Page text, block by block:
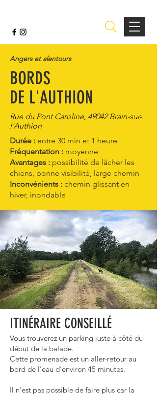
Angers et alentours
BORDS
DE L'AUTHION
Rue du Pont Caroline, 49042 Brain-sur-
l'Authion
Durée : entre 30 min et 1 heure
Fréquentation : moyenne
Avantages : possibilité de lâcher les
chiens, bonne visibilité, large chemin
Inconvénients : chemin glissant en
hiver, inondable
ITINÉRAIRE CONSEILLÉ
Vous trouverez un parking juste à côté du
début de la balade.
Cette promenade est un aller-retour au
bord de l'eau d'environ 45 minutes.
Il n'est pas possible de faire plus car la